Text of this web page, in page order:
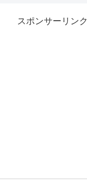
スポンサーリンク